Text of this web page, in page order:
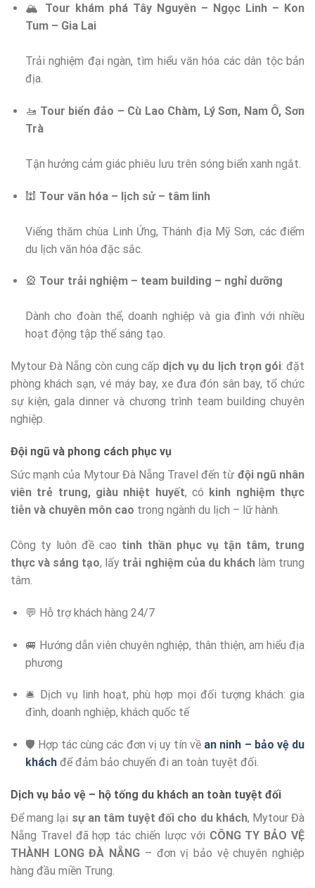
🏔️ Tour khám phá Tây Nguyên – Ngọc Linh – Kon
Tum – Gia Lai
Trải nghiệm đại ngàn, tìm hiểu văn hóa các dân tộc bản
địa.
🚤 Tour biển đảo – Cù Lao Chàm, Lý Sơn, Nam Ô, Sơn
Trà
Tận hưởng cảm giác phiêu lưu trên sóng biển xanh ngắt.
🕍 Tour văn hóa – lịch sử – tâm linh
Viếng thăm chùa Linh Ứng, Thánh địa Mỹ Sơn, các điểm
du lịch văn hóa đặc sắc.
🎡 Tour trải nghiệm – team building – nghỉ dưỡng
Dành cho đoàn thể, doanh nghiệp và gia đình với nhiều
hoạt động tập thể sáng tạo.
Mytour Đà Nẵng còn cung cấp dịch vụ du lịch trọn gói: đặt
phòng khách sạn, vé máy bay, xe đưa đón sân bay, tổ chức
sự kiện, gala dinner và chương trình team building chuyên
nghiệp.
Đội ngũ và phong cách phục vụ
Sức mạnh của Mytour Đà Nẵng Travel đến từ đội ngũ nhân
viên trẻ trung, giàu nhiệt huyết, có kinh nghiệm thực
tiễn và chuyên môn cao trong ngành du lịch – lữ hành.
Công ty luôn đề cao tinh thần phục vụ tận tâm, trung
thực và sáng tạo, lấy trải nghiệm của du kháchlàm trung
tâm.
💬 Hỗ trợ khách hàng 24/7
🚐 Hướng dẫn viên chuyên nghiệp, thân thiện, am hiểu địa
phương
🛎️ Dịch vụ linh hoạt, phù hợp mọi đối tượng khách: gia
đình, doanh nghiệp, khách quốc tế
🛡️ Hợp tác cùng các đơn vị uy tín về an ninh – bảo vệ du
kháchđể đảm bảo chuyến đi an toàn tuyệt đối.
Dịch vụ bảo vệ – hộ tống du khách an toàn tuyệt đối
Để mang lại sự an tâm tuyệt đối cho du khách, Mytour Đà
Nẵng Travel đã hợp tác chiến lược với CÔNG TY BẢO VỆ
THÀNH LONG ĐÀ NẴNG – đơn vị bảo vệ chuyên nghiệp
hàng đầu miền Trung.